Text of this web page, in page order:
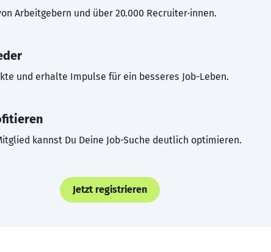
Arbeitgebern und über 20.000 Recruiter·innen.
und erhalte Impulse für ein besseres Job-Leben.
kannst Du Deine Job-Suche deutlich optimieren.
Jetzt registrieren